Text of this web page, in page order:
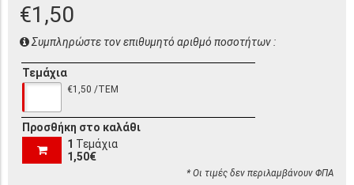
€1,50
Συμπληρώστε τον επιθυμητό αριθμό ποσοτήτων :
Τεμάχια
€1,50 /ΤΕΜ
Προσθήκη στο καλάθι
1 Τεμάχια
1,50€
* Οι τιμές δεν περιλαμβάνουν ΦΠΑ